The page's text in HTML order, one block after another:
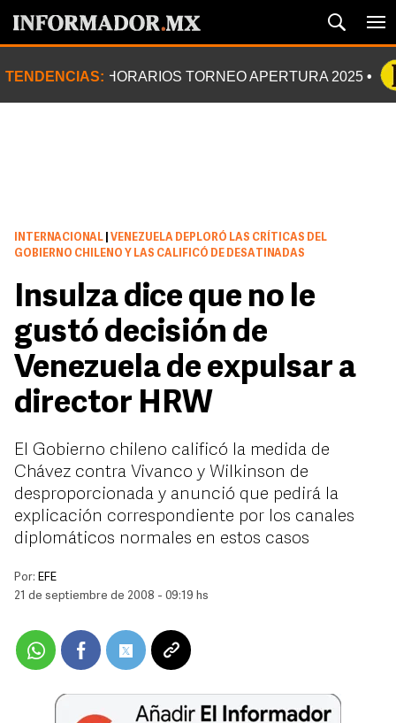
TENDENCIAS: HORARIOS TORNEO APERTURA 2025
INTERNACIONAL
VENEZUELA DEPLORÓ LAS CRÍTICAS DEL
GOBIERNO CHILENO Y LAS CALIFICÓ DE DESATINADAS
Insulza dice que no le
gustó decisión de
Venezuela de expulsar a
director HRW
El Gobierno chileno calificó la medida de
Chávez contra Vivanco y Wilkinson de
desproporcionada y anunció que pedirá la
explicación correspondiente por los canales
diplomáticos normales en estos casos
Por: EFE
21 de septiembre de 2008 - 09:19 hs